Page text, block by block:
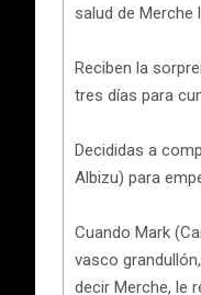
salud de Merche
Reciben la
tres días para
Decididas a
Albizu) para
Cuando Mark
vasco grandullón,
decir Merche, le